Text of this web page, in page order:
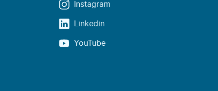
Instagram
Linkedin
YouTube